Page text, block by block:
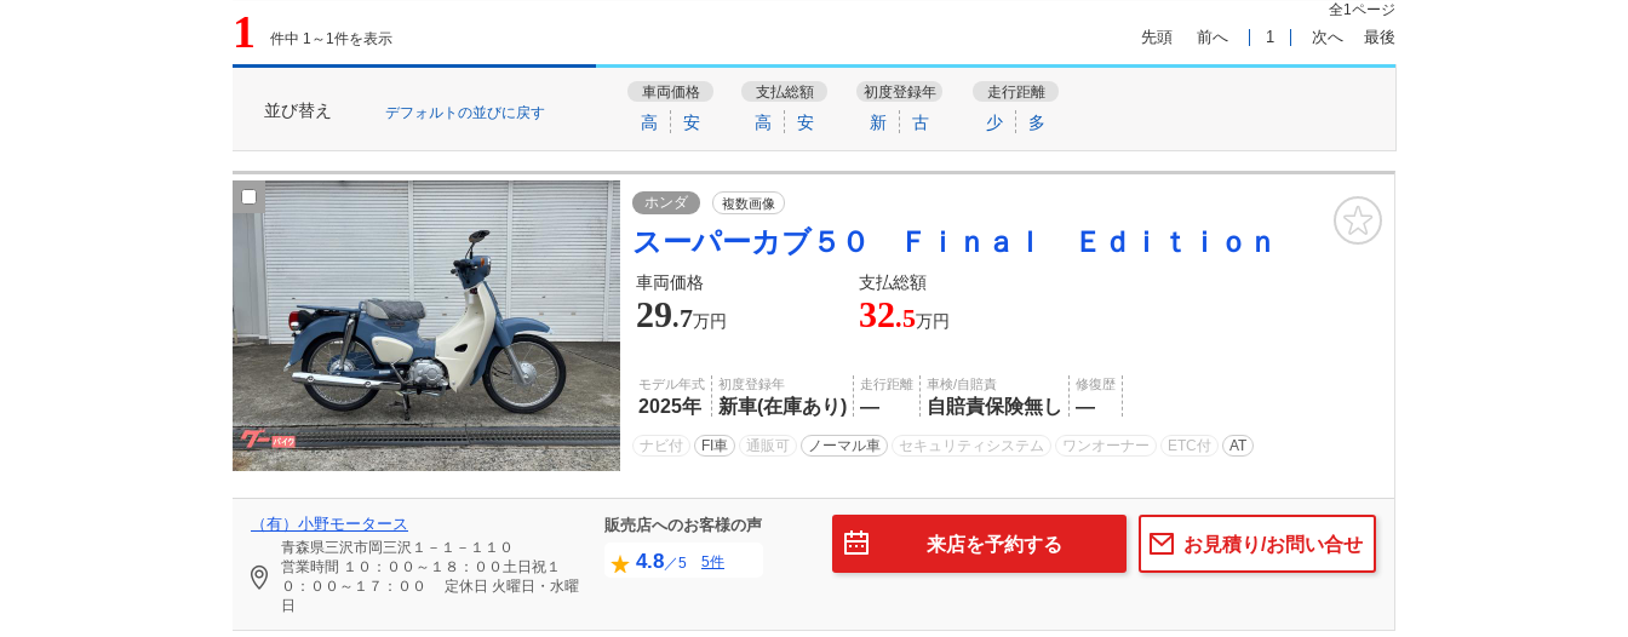
1 件中 1～1件を表示
全1ページ
先頭 前へ 1 次へ 最後
並び替え デフォルトの並びに戻す
車両価格
高 安
支払総額
高 安
初度登録年
新 古
走行距離
少 多
ホンダ 複数画像
スーパーカブ５０ Ｆｉｎａｌ Ｅｄｉｔｉｏｎ
車両価格 支払総額
29.7万円 32.5万円
モデル年式
2025年
初度登録年
新車(在庫あり)
走行距離
―
車検/自賠責
自賠責保険無し
修復歴
―
ナビ付 FI車 通販可 ノーマル車 セキュリティシステム ワンオーナー ETC付 AT
（有）小野モータース
青森県三沢市岡三沢１－１－１１０
営業時間 １０：００～１８：００土日祝１
０：００～１７：００
定休日 火曜日・水曜
日
販売店へのお客様の声
4.8／5 5件
お見積り/お問い合せ
来店を予約する